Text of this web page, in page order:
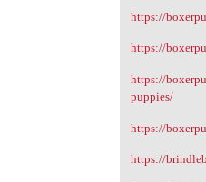
https://
https://
https://
puppies/
https://
https://